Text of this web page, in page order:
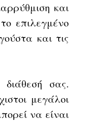
και
επιλεγμένο
και τις
σας.
μεγάλοι
να είναι